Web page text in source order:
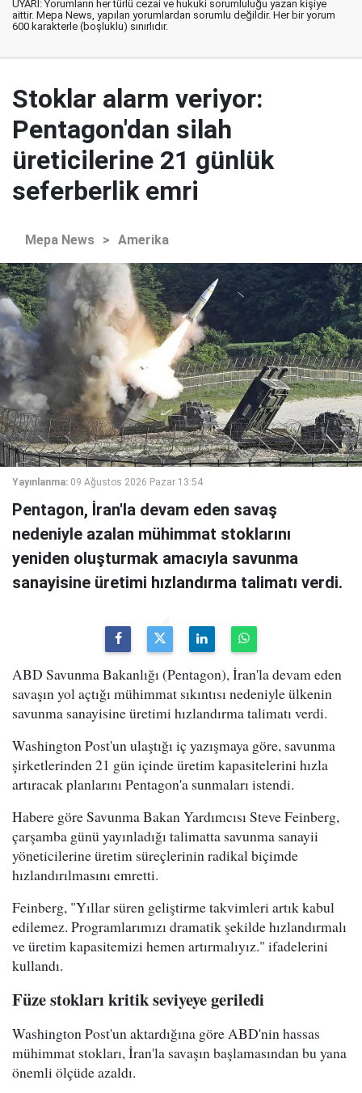
UYARI: Yorumların her türlü cezai ve hukuki sorumluluğu yazan kişiye
aittir. Mepa News, yapılan yorumlardan sorumlu değildir. Her bir yorum
600 karakterle (boşluklu) sınırlıdır.
Stoklar alarm veriyor:
Pentagon'dan silah
üreticilerine 21 günlük
seferberlik emri
Mepa News > Amerika
Yayınlanma: 09 Ağustos 2026 Pazar 13:54
Pentagon, İran'la devam eden savaş
nedeniyle azalan mühimmat stoklarını
yeniden oluşturmak amacıyla savunma
sanayisine üretimi hızlandırma talimatı verdi.
ABD Savunma Bakanlığı (Pentagon), İran'la devam eden
savaşın yol açtığı mühimmat sıkıntısı nedeniyle ülkenin
savunma sanayisine üretimi hızlandırma talimatı verdi.
Washington Post'un ulaştığı iç yazışmaya göre, savunma
şirketlerinden 21 gün içinde üretim kapasitelerini hızla
artıracak planlarını Pentagon'a sunmaları istendi.
Habere göre Savunma Bakan Yardımcısı Steve Feinberg,
çarşamba günü yayınladığı talimatta savunma sanayii
yöneticilerine üretim süreçlerinin radikal biçimde
hızlandırılmasını emretti.
Feinberg, "Yıllar süren geliştirme takvimleri artık kabul
edilemez. Programlarımızı dramatik şekilde hızlandırmalı
ve üretim kapasitemizi hemen artırmalıyız." ifadelerini
kullandı.
Füze stokları kritik seviyeye geriledi
Washington Post'un aktardığına göre ABD'nin hassas
mühimmat stokları, İran'la savaşın başlamasından bu yana
önemli ölçüde azaldı.